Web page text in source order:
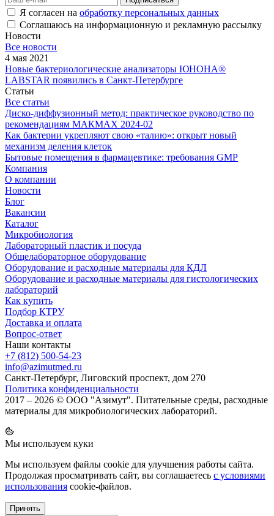
Я согласен на обработку персональных данных
Соглашаюсь на информационную и рекламную рассылку
Новости
Все новости
4 мая 2021
Новые бактериологические анализаторы ЮНОНА®
LABSTAR появились в Санкт-Петербурге
Статьи
Все статьи
Диско-диффузионный метод: практическое руководство по
рекомендациям МАКМАХ 2024-02
Как бактерии укрепляют свою «талию»: открыт новый
механизм деления клеток
Бытовые помещения в фармацевтике: требования GMP
Компания
О компании
Новости
Блог
Вакансии
Каталог
Микробиология
Лабораторный пластик и посуда
Общелабораторное оборудование
Оборудование и расходные материалы для КДЛ
Оборудование и расходные материалы для гистологических
лабораторий
Как купить
Подбор КТРУ
Доставка и оплата
Вопрос-ответ
Наши контакты
+7 (812) 500-54-23
info@azimutmed.ru
Санкт-Петербург, Лиговский проспект, дом 270
Политика конфиденциальности
2017 – 2026 © ООО "Азимут". Питательные среды, расходные
материалы для микробиологических лабораторий.
Мы используем куки
Мы используем файлы cookie для улучшения работы сайта.
Продолжая просматривать сайт, вы соглашаетесь с условиями
использования cookie-файлов.
Принять